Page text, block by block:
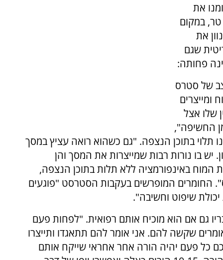
את
קח קורקינט חשמלי במקום ללכת 300 טר, במקום
את
שגם
פחותה:
של סטרס
ומייצרים
שלו אצל
החשיפה",
תלוי בתוכן הנצפה. "גם כשהוא רואה עציץ במסך
יש בו נורות רבות שמייצרות את המסך והן
זה מציף את המוח באינפורמציה ללא תלות בתוכן הנצפה,
החומרים המופרשים בעקבות הסטרסט "פוגעים
שיפוט וחשיבה".
גם אם הוא מוכיח אותם רפואית. "לפחות פעם
שקשה להם. אני אומר להם תתאגדו ותייצרו
כל פעם יהיה הורה אחר אחראי שייקח אותם